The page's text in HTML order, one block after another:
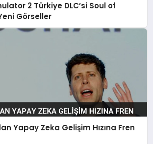
2 Türkiye DLC’si Soul of
Görseller
Yapay Zeka Gelişim Hızına Fren